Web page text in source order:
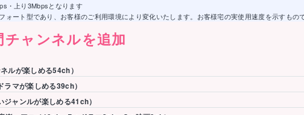
・上り3Mbpsとなります
ォート型であり、お客様のご利用環境により変化いたします。お客様宅の実使用速度を示すもの
チャンネルを追加
ネルが楽しめる54ch）
ラマが楽しめる39ch）
ジャンルが楽しめる41ch）